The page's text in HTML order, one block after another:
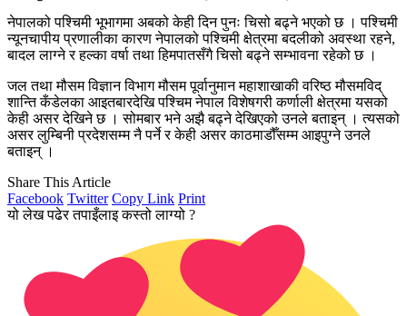
नेपालको पश्चिमी भूभागमा अबको केही दिन पुनः चिसो बढ्ने भएको छ । पश्चिमी
न्यूनचापीय प्रणालीका कारण नेपालको पश्चिमी क्षेत्रमा बदलीको अवस्था रहने,
बादल लाग्ने र हल्का वर्षा तथा हिमपातसँगै चिसो बढ्ने सम्भावना रहेको छ ।
जल तथा मौसम विज्ञान विभाग मौसम पूर्वानुमान महाशाखाकी वरिष्ठ मौसमविद्
शान्ति कँडेलका आइतबारदेखि पश्चिम नेपाल विशेषगरी कर्णाली क्षेत्रमा यसको
केही असर देखिने छ । सोमबार भने अझै बढ्ने देखिएको उनले बताइन् । त्यसको
असर लुम्बिनी प्रदेशसम्म नै पर्ने र केही असर काठमाडौँसम्म आइपुग्ने उनले
बताइन् ।
Share This Article
Facebook Twitter Copy Link Print
यो लेख पढेर तपाइँलाइ कस्तो लाग्यो ?